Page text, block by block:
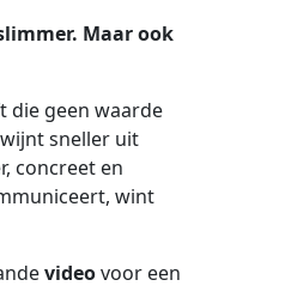
Maar ook
die geen waarde
sneller uit
concreet en
wint
videovoor een